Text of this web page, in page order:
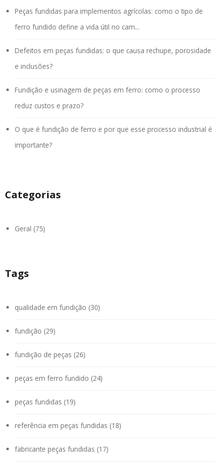
Peças fundidas para implementos agrícolas: como o tipo de
ferro fundido define a vida útil no cam...
Defeitos em peças fundidas: o que causa rechupe, porosidade
e inclusões?
Fundição e usinagem de peças em ferro: como o processo
reduz custos e prazo?
O que é fundição de ferro e por que esse processo industrial é
importante?
Categorias
Geral (75)
Tags
qualidade em fundição (30)
fundição (29)
fundição de peças (26)
peças em ferro fundido (24)
peças fundidas (19)
referência em peças fundidas (18)
fabricante peças fundidas (17)